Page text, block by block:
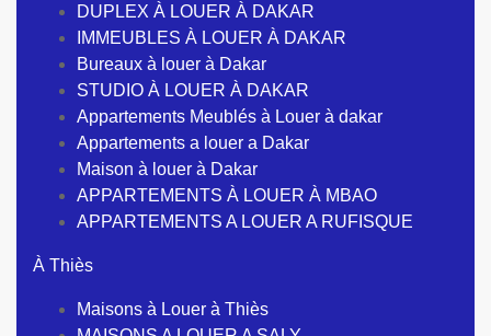
DUPLEX À LOUER À DAKAR
IMMEUBLES À LOUER À DAKAR
Bureaux à louer à Dakar
STUDIO À LOUER À DAKAR
Appartements Meublés à Louer à dakar
Appartements a louer a Dakar
Maison à louer à Dakar
APPARTEMENTS À LOUER À MBAO
APPARTEMENTS A LOUER A RUFISQUE
À Thiès
Maisons à Louer à Thiès